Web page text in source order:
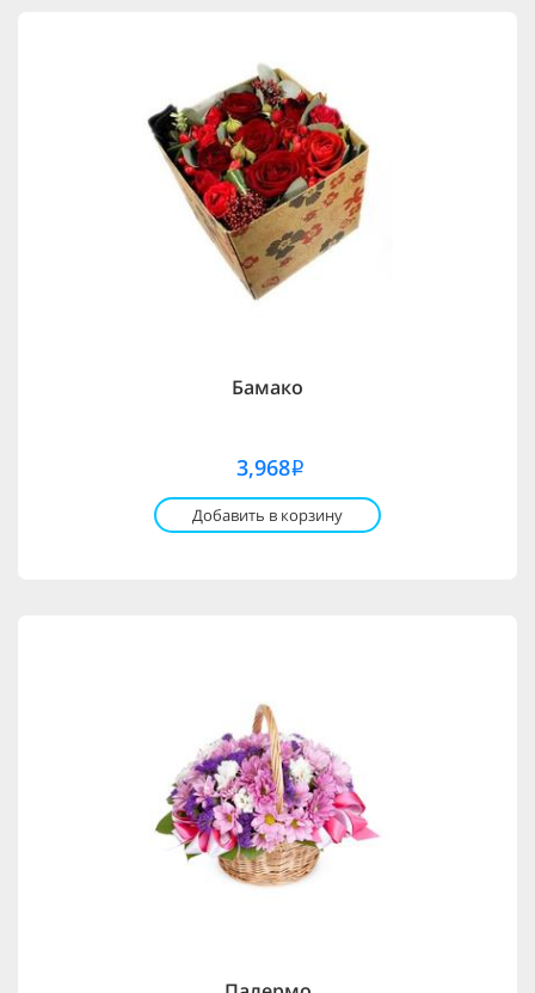
Бамако
3,968i
Добавить в корзину